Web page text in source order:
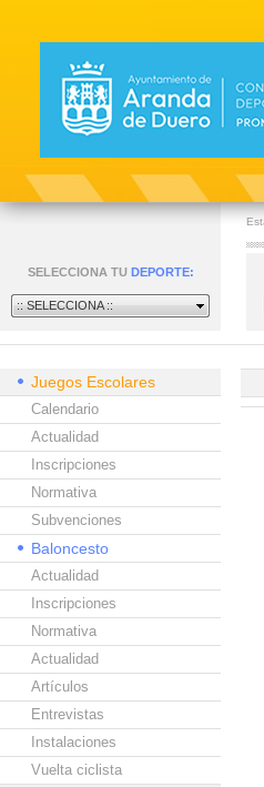
SELECCIONA TU DEPORTE:
:: SELECCIONA ::
Juegos Escolares
Calendario
Actualidad
Inscripciones
Normativa
Subvenciones
Baloncesto
Actualidad
Inscripciones
Normativa
Actualidad
Artículos
Entrevistas
Instalaciones
Vuelta ciclista